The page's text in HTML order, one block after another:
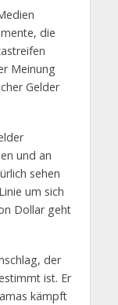
die
Meinung
Gelder
und an
sehen
um sich
Dollar geht
der
ist. Er
kämpft